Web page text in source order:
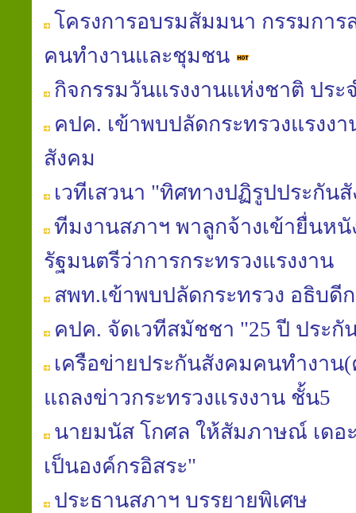
โครงการอบรมสัมมนา กรรมการ
คนทำงานและชุมชน
กิจกรรมวันแรงงานแห่งชาติ ประ
คปค. เข้าพบปลัดกระทรวงแรงง
สังคม
เวทีเสวนา "ทิศทางปฏิรูปประกัน
ทีมงานสภาฯ พาลูกจ้างเข้ายื่นห
รัฐมนตรีว่าการกระทรวงแรงงาน
สพท.เข้าพบปลัดกระทรวง อธิบดี
คปค. จัดเวทีสมัชชา "25 ปี ประกั
เครือข่ายประกันสังคมคนทำงาน
แถลงข่าวกระทรวงแรงงาน ชั้น5
นายมนัส โกศล ให้สัมภาษณ์ เดอ
เป็นองค์กรอิสระ"
ประธานสภาฯ บรรยายพิเศษ